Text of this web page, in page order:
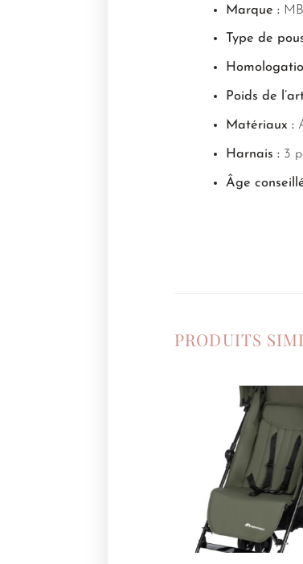
Marque :MB
Type de
Poids de
Matériaux :
Harnais :3
Âge
PRODUITS